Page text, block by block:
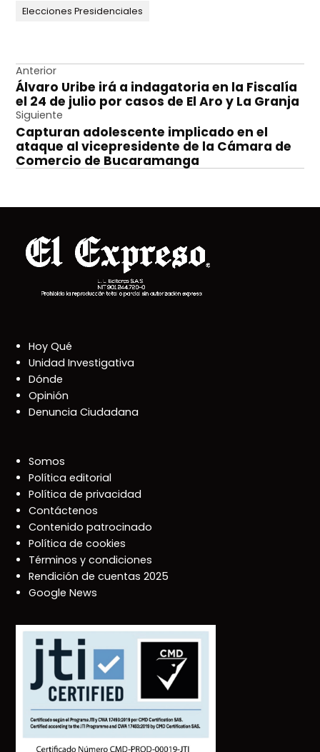
Elecciones Presidenciales
Navegación
de
entradas
Anterior
Álvaro Uribe irá a indagatoria en la Fiscalía
el 24 de julio por casos de El Aro y La Granja
Siguiente
Capturan adolescente implicado en el
ataque al vicepresidente de la Cámara de
Comercio de Bucaramanga
Hoy Qué
Unidad Investigativa
Dónde
Opinión
Denuncia Ciudadana
Somos
Política editorial
Política de privacidad
Contáctenos
Contenido patrocinado
Política de cookies
Términos y condiciones
Rendición de cuentas 2025
Google News